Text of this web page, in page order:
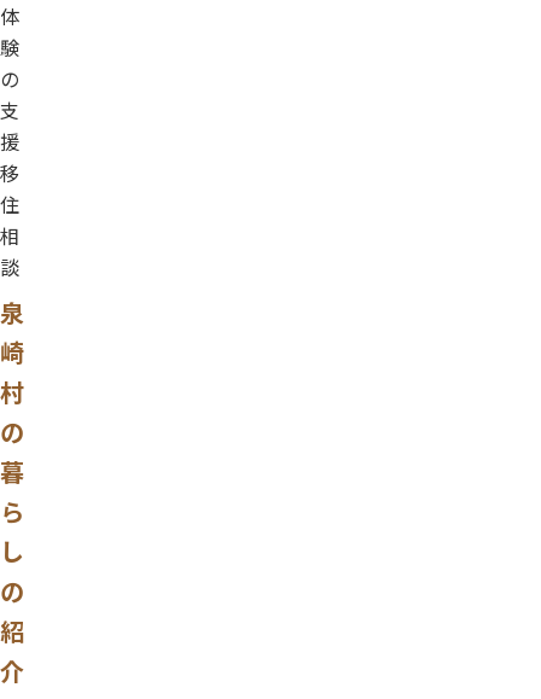
体
験
の
支
援
移
住
相
談
泉
崎
村
の
暮
ら
し
の
紹
介